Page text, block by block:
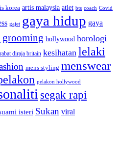
korea artis malaysia atlet bts coach Covid
gajet gaya hidup gaya
grooming hollywood horologi
diraja britain kesihatan lelaki
mens styling menswear
pelakon hollywood
segak rapi
isteri Sukan viral